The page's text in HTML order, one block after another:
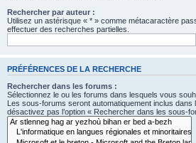
Rechercher par auteur :
Utilisez un astérisque « * » comme métacaractère
effectuer des recherches partielles.
PRÉFÉRENCES DE LA RECHERCHE
Rechercher dans les forums :
Sélectionnez le ou les forums dans lesquels vous
Les sous-forums seront automatiquement inclus
désactivez pas l’option « Rechercher dans les sous-